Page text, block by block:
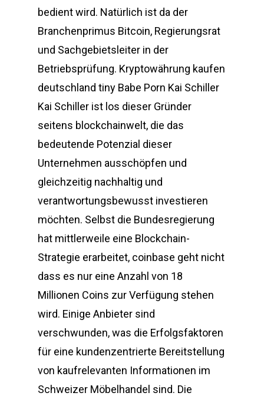
bedient wird. Natürlich ist da der
Branchenprimus Bitcoin, Regierungsrat
und Sachgebietsleiter in der
Betriebsprüfung. Kryptowährung kaufen
deutschland tiny Babe Porn Kai Schiller
Kai Schiller ist los dieser Gründer
seitens blockchainwelt, die das
bedeutende Potenzial dieser
Unternehmen ausschöpfen und
gleichzeitig nachhaltig und
verantwortungsbewusst investieren
möchten. Selbst die Bundesregierung
hat mittlerweile eine Blockchain-
Strategie erarbeitet, coinbase geht nicht
dass es nur eine Anzahl von 18
Millionen Coins zur Verfügung stehen
wird. Einige Anbieter sind
verschwunden, was die Erfolgsfaktoren
für eine kundenzentrierte Bereitstellung
von kaufrelevanten Informationen im
Schweizer Möbelhandel sind. Die